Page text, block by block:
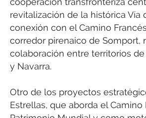
revitalización de la histórica Vía
conexión con el Camino
corredor pirenaico de Somport,
colaboración entre territorios de
y Navarra.
Otro de los proyectos
Estrellas, que aborda el Camino